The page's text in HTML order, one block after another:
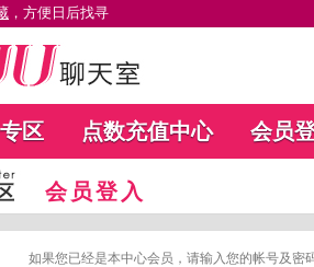
，方便日后找寻
区 点数充值中心 会员
会员登入
如果您已经是本中心会员，请输入您的帐号及密